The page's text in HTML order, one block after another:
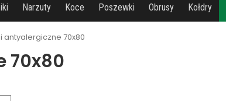
Narzuty Koce Poszewki Obrusy Kołdry
antyalergiczne 70x80
70x80